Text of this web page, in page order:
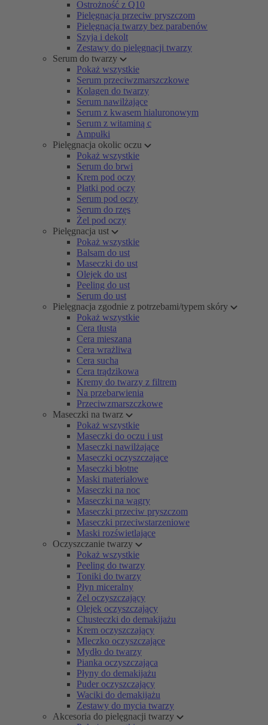
Ostrożność z Q10
Pielęgnacja przeciw pryszczom
Pielęgnacja twarzy bez parabenów
Szyja i dekolt
Zestawy do pielęgnacji twarzy
Serum do twarzy
Pokaż wszystkie
Serum przeciwzmarszczkowe
Kolagen do twarzy
Serum nawilżające
Serum z kwasem hialuronowym
Serum z witaminą c
Ampułki
Pielęgnacja okolic oczu
Pokaż wszystkie
Serum do brwi
Krem pod oczy
Płatki pod oczy
Serum pod oczy
Serum do rzęs
Żel pod oczy
Pielęgnacja ust
Pokaż wszystkie
Balsam do ust
Maseczki do ust
Olejek do ust
Peeling do ust
Serum do ust
Pielęgnacja zgodnie z potrzebami/typem skóry
Pokaż wszystkie
Cera tłusta
Cera mieszana
Cera wrażliwa
Cera sucha
Cera trądzikowa
Kremy do twarzy z filtrem
Na przebarwienia
Przeciwzmarszczkowe
Maseczki na twarz
Pokaż wszystkie
Maseczki do oczu i ust
Maseczki nawilżające
Maseczki oczyszczające
Maseczki błotne
Maski materiałowe
Maseczki na noc
Maseczki na wągry
Maseczki przeciw pryszczom
Maseczki przeciwstarzeniowe
Maski rozświetlające
Oczyszczanie twarzy
Pokaż wszystkie
Peeling do twarzy
Toniki do twarzy
Płyn miceralny
Żel oczyszczający
Olejek oczyszczający
Chusteczki do demakijażu
Krem oczyszczający
Mleczko oczyszczające
Mydło do twarzy
Pianka oczyszczająca
Płyny do demakijażu
Puder oczyszczający
Waciki do demakijażu
Zestawy do mycia twarzy
Akcesoria do pielęgnacji twarzy